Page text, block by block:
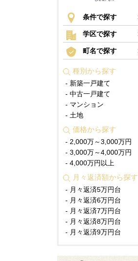
条件で探す
学区で探す
町名で探す
種別から探す
- 新築一戸建て
- 中古一戸建て
- マンション
- 土地
価格から探す
- 2,000万～3,000万円
- 3,000万～4,000万円
- 4,000万円以上
月々返済額から探す
- 月々返済5万円台
- 月々返済6万円台
- 月々返済7万円台
- 月々返済8万円台
- 月々返済9万円台